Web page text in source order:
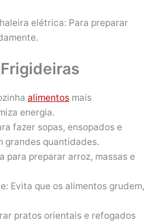
elétrica: Para preparar
alimentos mais
energia.
fazer sopas, ensopados e
grandes quantidades.
para preparar arroz, massas e
Evita que os alimentos grudem,
pratos orientais e refogados